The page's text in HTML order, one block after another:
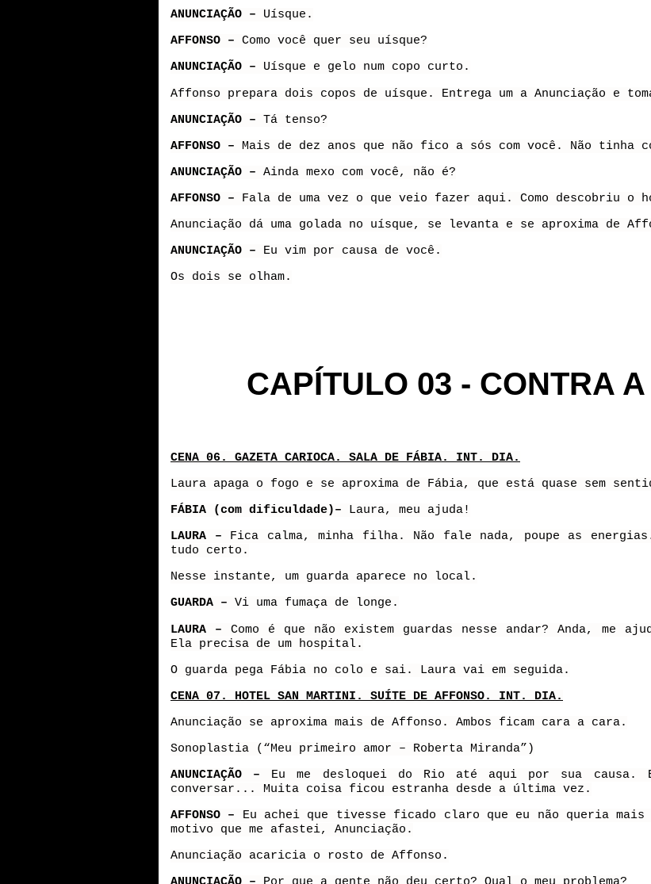
ANUNCIAÇÃO – Uísque.
AFFONSO – Como você quer seu uísque?
ANUNCIAÇÃO – Uísque e gelo num copo curto.
Affonso prepara dois copos de uísque. Entrega um a Anunciação e
ANUNCIAÇÃO – Tá tenso?
AFFONSO – Mais de dez anos que não fico a sós com você. Não tinha
ANUNCIAÇÃO – Ainda mexo com você, não é?
AFFONSO – Fala de uma vez o que veio fazer aqui. Como descobriu o
Anunciação dá uma golada no uísque, se levanta e se aproxima de
ANUNCIAÇÃO – Eu vim por causa de você.
Os dois se olham.
CAPÍTULO 03 - CONTRA
CENA 06. GAZETA CARIOCA. SALA DE FÁBIA. INT. DIA.
Laura apaga o fogo e se aproxima de Fábia, que está quase sem
FÁBIA (com dificuldade)– Laura, meu ajuda!
LAURA – Fica calma, minha filha. Não fale nada, poupe as
tudo certo.
Nesse instante, um guarda aparece no local.
GUARDA – Vi uma fumaça de longe.
LAURA – Como é que não existem guardas nesse andar? Anda, me
Ela precisa de um hospital.
O guarda pega Fábia no colo e sai. Laura vai em seguida.
CENA 07. HOTEL SAN MARTINI. SUÍTE DE AFFONSO. INT. DIA.
Anunciação se aproxima mais de Affonso. Ambos ficam cara a cara.
Sonoplastia (“Meu primeiro amor – Roberta Miranda”)
ANUNCIAÇÃO – Eu me desloquei do Rio até aqui por sua causa.
conversar... Muita coisa ficou estranha desde a última vez.
AFFONSO – Eu achei que tivesse ficado claro que eu não queria
motivo que me afastei, Anunciação.
Anunciação acaricia o rosto de Affonso.